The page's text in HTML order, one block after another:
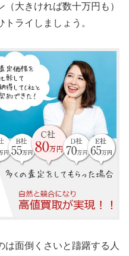
大きければ数十万円も）
ライしましょう。
は面倒くさいと躊躇する人